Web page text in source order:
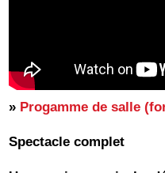
» Progamme de salle
Spectacle complet